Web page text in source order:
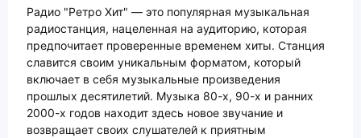
Радио "Ретро Хит" — это популярная музыкальная
радиостанция, нацеленная на аудиторию, которая
предпочитает проверенные временем хиты. Станция
славится своим уникальным форматом, который
включает в себя музыкальные произведения
прошлых десятилетий. Музыка 80-х, 90-х и ранних
2000-х годов находит здесь новое звучание и
возвращает своих слушателей к приятным